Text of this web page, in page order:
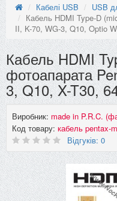
Кабелі USB
USB
Кабель HDMI Type-D
II, K-70, WG-3, Q10, Optio
Кабель HDMI
фотоапарата
3, Q10, X-T30,
Виробник: made in P.R.C.
Код товару: кабель pentax-
Відгуків: 0